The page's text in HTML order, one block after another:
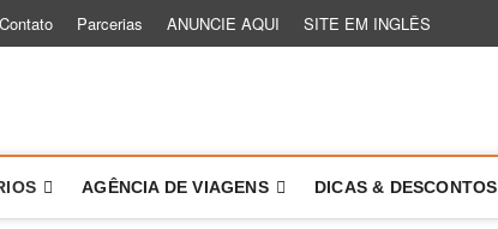
Contato Parcerias ANUNCIE AQUI SITE EM INGLÊS
AGÊNCIA DE VIAGENS DICAS & DESCONTOS